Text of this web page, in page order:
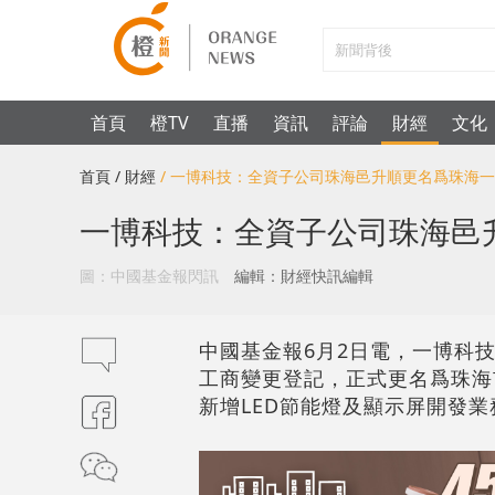
首頁 橙TV 直播 資訊 評論 財經 文化
首頁 / 財經 / 一博科技：全資子公司珠海邑升順更名爲珠海
一博科技：全資子公司珠海
圖：中國基金報閃訊 編輯：財經快訊編輯
中國基金報6月2日電，一博科
工商變更登記，正式更名爲珠
新增LED節能燈及顯示屏開發